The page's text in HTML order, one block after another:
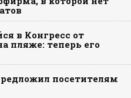
в Конгресс от
пляже: теперь его
посетителям